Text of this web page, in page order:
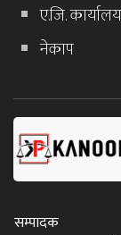
ए.जि. कार्यालय
नेकाप
सम्पादक